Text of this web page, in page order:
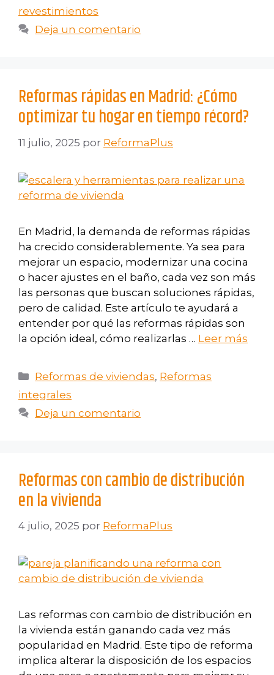
revestimientos
Deja un comentario
Reformas rápidas en Madrid: ¿Cómo
optimizar tu hogar en tiempo récord?
11 julio, 2025 por ReformaPlus
En Madrid, la demanda de reformas rápidas
ha crecido considerablemente. Ya sea para
mejorar un espacio, modernizar una cocina
o hacer ajustes en el baño, cada vez son más
las personas que buscan soluciones rápidas,
pero de calidad. Este artículo te ayudará a
entender por qué las reformas rápidas son
la opción ideal, cómo realizarlas … Leer más
Reformas de viviendas, Reformas
integrales
Deja un comentario
Reformas con cambio de distribución
en la vivienda
4 julio, 2025 por ReformaPlus
Las reformas con cambio de distribución en
la vivienda están ganando cada vez más
popularidad en Madrid. Este tipo de reforma
implica alterar la disposición de los espacios